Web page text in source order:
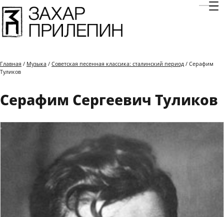
Главная / Музыка / Советская песенная классика: сталинский период / Серафим
Туликов
Серафим Сергеевич Туликов